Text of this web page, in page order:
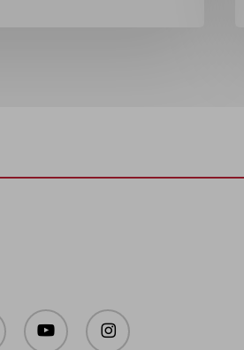
youtube instagram